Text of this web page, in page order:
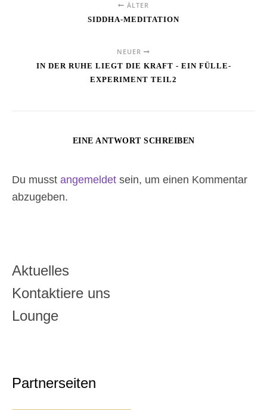
ÄLTER
SIDDHA-MEDITATION
NEUER
IN DER RUHE LIEGT DIE KRAFT - EIN FÜLLE-
EXPERIMENT TEIL2
EINE ANTWORT SCHREIBEN
Du musst angemeldet sein, um einen Kommentar
abzugeben.
Aktuelles
Kontaktiere uns
Lounge
Partnerseiten